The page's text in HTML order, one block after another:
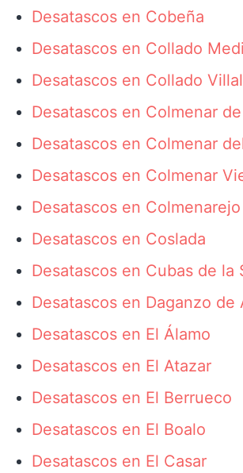
Desatascos en Cobeña
Desatascos en Collado
Desatascos en Collado
Desatascos en Colmenar
Desatascos en Colmenar
Desatascos en Colmenar
Desatascos en Colmenarejo
Desatascos en Coslada
Desatascos en Cubas de la
Desatascos en Daganzo de
Desatascos en El Álamo
Desatascos en El Atazar
Desatascos en El Berrueco
Desatascos en El Boalo
Desatascos en El Casar